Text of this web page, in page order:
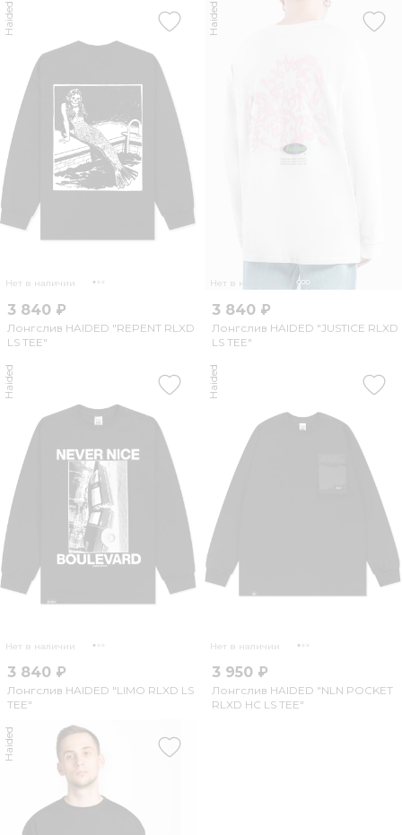
Нет в наличии
Haided
3 840 ₽
Лонгслив HAIDED "REPENT RLXD
LS TEE"
Нет в наличии
Haided
3 840 ₽
Лонгслив HAIDED "JUSTICE RLXD
LS TEE"
Нет в наличии
Haided
3 840 ₽
Лонгслив HAIDED "LIMO RLXD LS
TEE"
Нет в наличии
Haided
3 950 ₽
Лонгслив HAIDED "NLN POCKET
RLXD HC LS TEE"
Haided